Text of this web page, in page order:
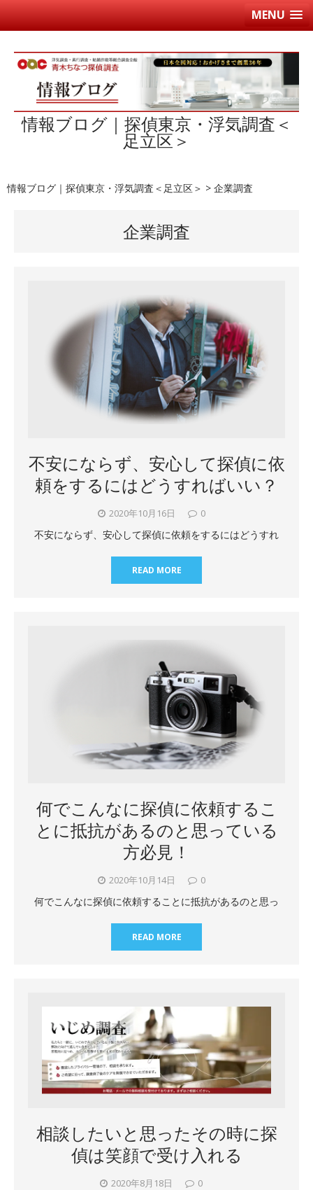
MENU
情報ブログ｜探偵東京・浮気調査＜
足立区＞
情報ブログ｜探偵東京・浮気調査＜足立区＞ > 企業調査
企業調査
不安にならず、安心して探偵に依
頼をするにはどうすればいい？
2020年10月16日 0
不安にならず、安心して探偵に依頼をするにはどうすれ
READ MORE
何でこんなに探偵に依頼するこ
とに抵抗があるのと思っている
方必見！
2020年10月14日 0
何でこんなに探偵に依頼することに抵抗があるのと思っ
READ MORE
相談したいと思ったその時に探
偵は笑顔で受け入れる
2020年8月18日 0